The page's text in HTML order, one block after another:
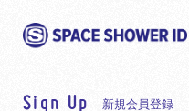
Sign Up 新規会員登録